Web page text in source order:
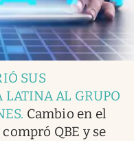
SUS
LATINA AL GRUPO
. Cambio en el
QBE y se